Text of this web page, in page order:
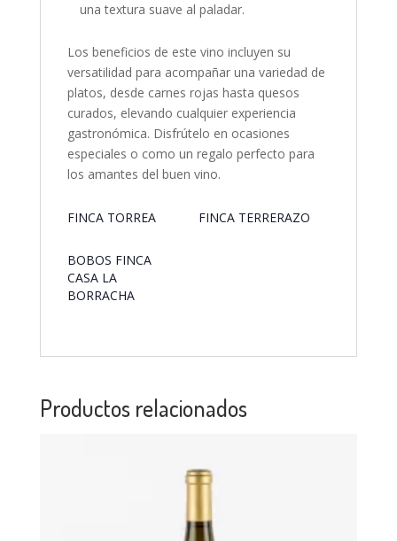
una textura suave al paladar.
Los beneficios de este vino incluyen su
versatilidad para acompañar una variedad de
platos, desde carnes rojas hasta quesos
curados, elevando cualquier experiencia
gastronómica. Disfrútelo en ocasiones
especiales o como un regalo perfecto para
los amantes del buen vino.
FINCA TORREA FINCA TERRERAZO
BOBOS FINCA
CASA LA
BORRACHA
Productos relacionados